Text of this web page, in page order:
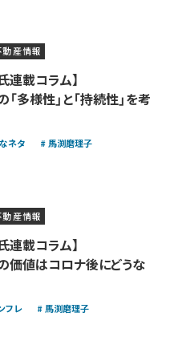
動産情報
連載コラム】
多様性」と「持続性」を考
ネタ 馬渕磨理子
動産情報
連載コラム】
値はコロナ後にどうな
フレ 馬渕磨理子